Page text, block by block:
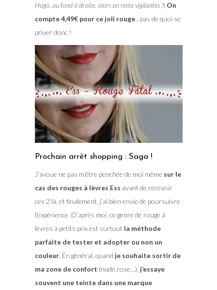
Hugo, au fond à droite, alors on reste vigilantes !) On
compte 4,49€ pour ce joli rouge…pas de quoi se
priver donc !
Prochain arrêt shopping : Saga !
J’avoue ne pas m’être penchée de moi même sur le
cas des rouges à lèvres Ess avant de recevoir
ces 2 là, et finalement, j’ai bien envie de poursuivre
l’expérience. D’après moi, ce genre de rouge à
lèvres à petits prix est surtout la méthode
parfaite de tester et adopter ou non un
couleur. En général, quand je souhaite sortir de
ma zone de confort (nude,rose…), j’essaye
souvent une teinte dans une marque